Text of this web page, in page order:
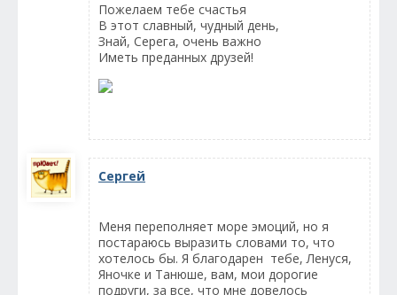
Пожелаем тебе счастья
В этот славный, чудный день,
Знай, Серега, очень важно
Иметь преданных друзей!
Сергей
Меня переполняет море эмоций, но я
постараюсь выразить словами то, что
хотелось бы. Я благодарен тебе, Ленуся,
Яночке и Танюше, вам, мои дорогие
подруги, за все, что мне довелось